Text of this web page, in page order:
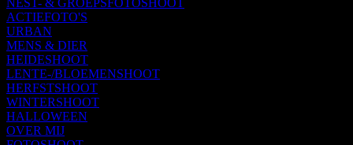
ACTIEFOTO'S
URBAN
MENS & DIER
HEIDESHOOT
LENTE-/BLOEMENSHOOT
HERFSTSHOOT
WINTERSHOOT
HALLOWEEN
OVER MIJ